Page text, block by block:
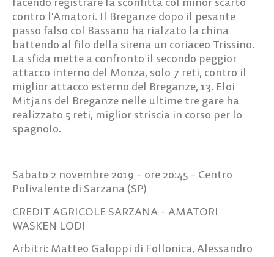
contro l’Amatori. Il Breganze dopo il pesante
passo falso col Bassano ha rialzato la china
battendo al filo della sirena un coriaceo Trissino.
La sfida mette a confronto il secondo peggior
attacco interno del Monza, solo 7 reti, contro il
miglior attacco esterno del Breganze, 13. Eloi
Mitjans del Breganze nelle ultime tre gare ha
realizzato 5 reti, miglior striscia in corso per lo
spagnolo.
Sabato 2 novembre 2019 – ore 20:45 – Centro
Polivalente di Sarzana (SP)
CREDIT AGRICOLE SARZANA – AMATORI
WASKEN LODI
Arbitri: Matteo Galoppi di Follonica, Alessandro